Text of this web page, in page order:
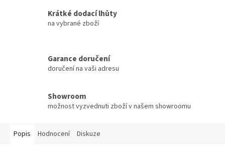
Krátké dodací lhůty
na vybrané zboží
Garance doručení
doručení na vaši adresu
Showroom
možnost vyzvednuti zboží v našem showroomu
Popis Hodnocení Diskuze